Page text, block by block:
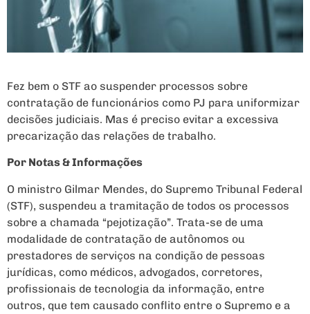
Fez bem o STF ao suspender processos sobre
contratação de funcionários como PJ para uniformizar
decisões judiciais. Mas é preciso evitar a excessiva
precarização das relações de trabalho.
Por Notas & Informações
O ministro Gilmar Mendes, do Supremo Tribunal Federal
(STF), suspendeu a tramitação de todos os processos
sobre a chamada “pejotização”. Trata-se de uma
modalidade de contratação de autônomos ou
prestadores de serviços na condição de pessoas
jurídicas, como médicos, advogados, corretores,
profissionais de tecnologia da informação, entre
outros, que tem causado conflito entre o Supremo e a